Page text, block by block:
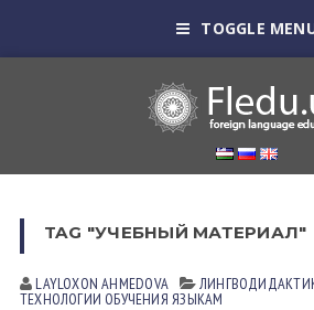
TOGGLE
TAG "УЧЕБНЫЙ МАТЕРИАЛ"
LAYLOXON АHMEDOVА
ТЕХНОЛОГИИ ОБУЧЕНИЯ ЯЗЫКАМ